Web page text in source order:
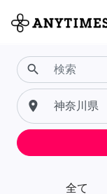
全て
search
place